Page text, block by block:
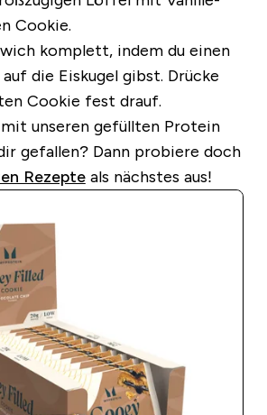
Cookie.
komplett, indem du einen
die Eiskugel gibst. Drücke
Cookie fest drauf.
mit unseren gefüllten Protein
gefallen?Dann probiere doch
Rezepteals nächstes aus!